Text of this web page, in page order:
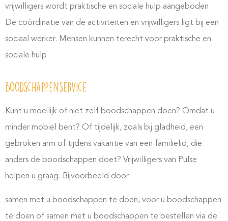
vrijwilligers wordt praktische en sociale hulp aangeboden.
De coördinatie van de activiteiten en vrijwilligers ligt bij een
sociaal werker. Mensen kunnen terecht voor praktische en
sociale hulp:
Boodschappenservice
Kunt u moeilijk of niet zelf boodschappen doen? Omdat u
minder mobiel bent? Of tijdelijk, zoals bij gladheid, een
gebroken arm of tijdens vakantie van een familielid, die
anders de boodschappen doet? Vrijwilligers van Pulse
helpen u graag. Bijvoorbeeld door:
samen met u boodschappen te doen, voor u boodschappen
te doen of samen met u boodschappen te bestellen via de